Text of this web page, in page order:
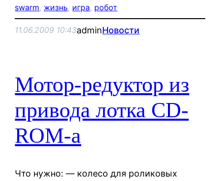
swarm, жизнь, игра, робот
11.06.2009 10:43adminНовости
Мотор-редуктор из
привода лотка CD-
ROM-а
Что нужно: — колесо для роликовых